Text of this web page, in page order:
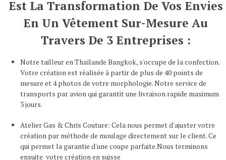
Est La Transformation De Vos Envies
En Un Vêtement Sur-Mesure Au
Travers De 3 Entreprises :
Notre tailleur en Thaïlande Bangkok, s'occupe de la confection.
Votre création est réalisée à partir de plus de 40 points de
mesure et 4 photos de votre morphologie. Notre service de
transports par avion qui garantit une livraison rapide maximum
3 jours.
Atelier Gas & Chris Couture: Cela nous permet d'ajuster votre
création par méthode de moulage directement sur le client. Ce
qui permet la garantie d'une coupe parfaite.Nous terminons
ensuite votre création en suisse